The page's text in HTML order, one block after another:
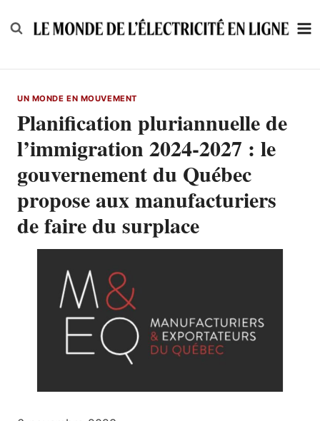
to
UN MONDE EN MOUVEMENT
Planification pluriannuelle de
l’immigration 2024-2027 : le
gouvernement du Québec
propose aux manufacturiers
de faire du surplace